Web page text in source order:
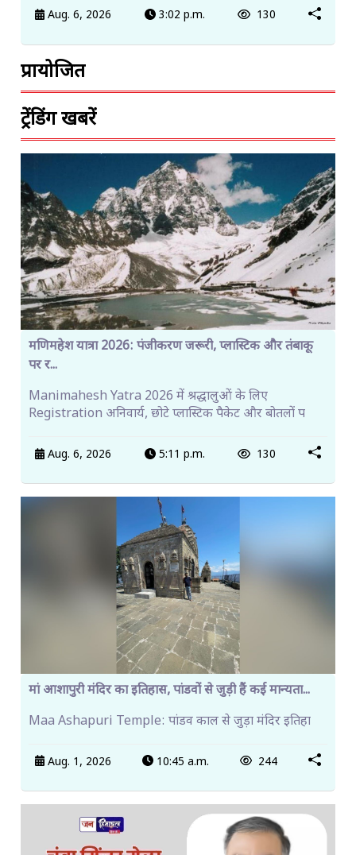
Aug. 6, 2026 3:02 p.m. 130
प्रायोजित
ट्रेंडिंग खबरें
मणिमहेश यात्रा 2026: पंजीकरण जरूरी, प्लास्टिक और तंबाकू
पर र...
Manimahesh Yatra 2026 में श्रद्धालुओं के लिए
Registration अनिवार्य, छोटे प्लास्टिक पैकेट और बोतलों प
Aug. 6, 2026 5:11 p.m. 130
मां आशापुरी मंदिर का इतिहास, पांडवों से जुड़ी हैं कई मान्यता...
Maa Ashapuri Temple: पांडव काल से जुड़ा मंदिर इतिहा
Aug. 1, 2026 10:45 a.m. 244